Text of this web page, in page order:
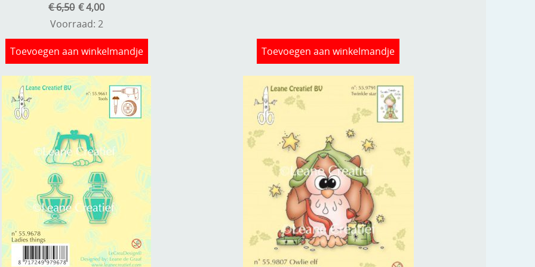
€ 6,50 € 4,00
Voorraad: 2
Toevoegen aan winkelmandje Toevoegen aan winkelmandje